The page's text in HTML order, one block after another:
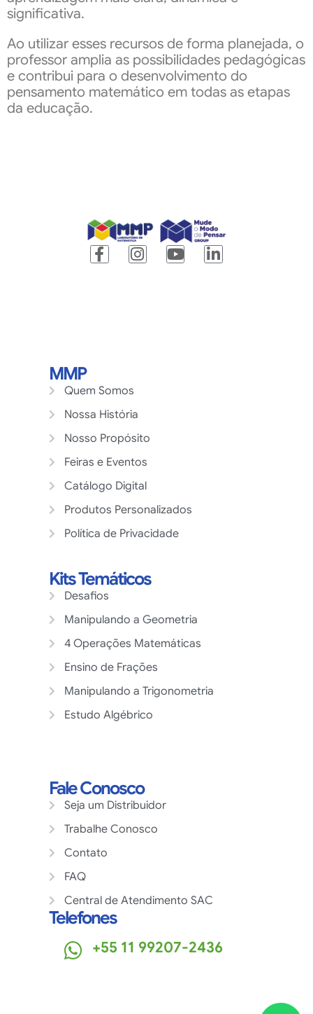
significativa.
Ao utilizar esses recursos de forma planejada, o
professor amplia as possibilidades pedagógicas
e contribui para o desenvolvimento do
pensamento matemático em todas as etapas
da educação.
MMP
Quem Somos
Nossa História
Nosso Propósito
Feiras e Eventos
Catálogo Digital
Produtos Personalizados
Política de Privacidade
Kits Temáticos
Desafios
Manipulando a Geometria
4 Operações Matemáticas
Ensino de Frações
Manipulando a Trigonometria
Estudo Algébrico
Fale Conosco
Seja um Distribuidor
Trabalhe Conosco
Contato
FAQ
Central de Atendimento SAC
Telefones
+55 11 99207-2436